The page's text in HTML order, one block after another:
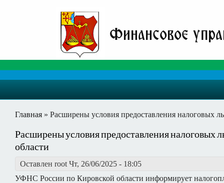
Финансовое
Главная » Расширены условия предоставления налоговых
Расширены условия предоставления налоговых
области
Оставлен root Чт, 26/06/2025 - 18:05
УФНС России по Кировской области информирует